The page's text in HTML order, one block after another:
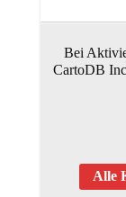
Bei
CartoDB
Alle